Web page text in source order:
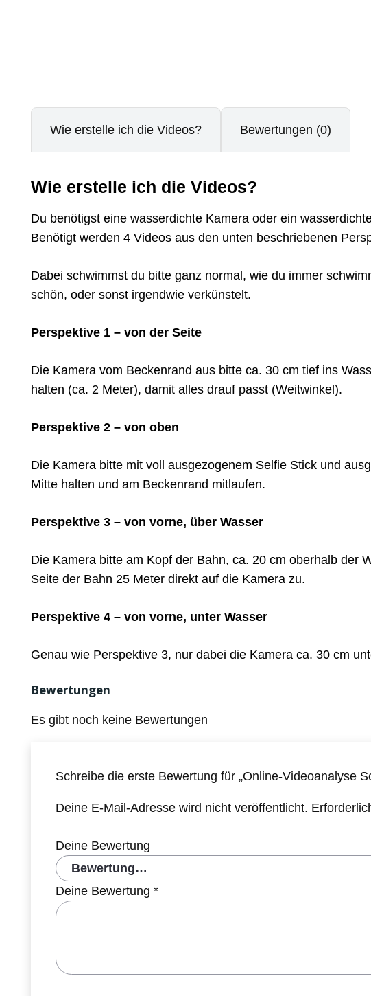
Wie erstelle ich die Videos? Bewertungen (0)
Wie erstelle ich die Videos?
Du benötigst eine wasserdichte Kamera oder ein
Benötigt werden 4 Videos aus den unten beschriebenen
Dabei schwimmst du bitte ganz normal, wie du immer
schön, oder sonst irgendwie verkünstelt.
Perspektive 1 – von der Seite
Die Kamera vom Beckenrand aus bitte ca. 30 cm tief ins
halten (ca. 2 Meter), damit alles drauf passt (Weitwinkel).
Perspektive 2 – von oben
Die Kamera bitte mit voll ausgezogenem Selfie Stick und
Mitte halten und am Beckenrand mitlaufen.
Perspektive 3 – von vorne, über Wasser
Die Kamera bitte am Kopf der Bahn, ca. 20 cm oberhalb der
Seite der Bahn 25 Meter direkt auf die Kamera zu.
Perspektive 4 – von vorne, unter Wasser
Genau wie Perspektive 3, nur dabei die Kamera ca. 30 cm
Bewertungen
Es gibt noch keine Bewertungen
Schreibe die erste Bewertung für „Online-Videoanalyse
Deine E-Mail-Adresse wird nicht veröffentlicht.
Deine Bewertung
Deine Bewertung *